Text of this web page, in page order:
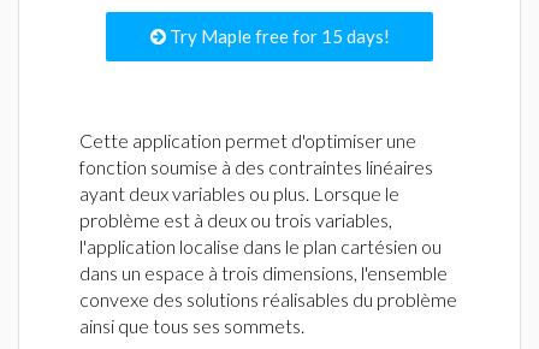
Try Maple free for 15 days!
Cette application permet d'optimiser une
fonction soumise à des contraintes linéaires
ayant deux variables ou plus. Lorsque le
problème est à deux ou trois variables,
l'application localise dans le plan cartésien ou
dans un espace à trois dimensions, l'ensemble
convexe des solutions réalisables du problème
ainsi que tous ses sommets.